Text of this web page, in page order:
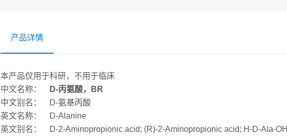
产品详情
本产品仅用于科研，不用于临床
中文名称：
D-丙氨酸，BR
中文别名： D-氨基丙酸
英文名称： D-Alanine
英文别名： D-2-Aminopropionic acid; (R)-2-Aminopropionic acid; H-D-Ala-OH